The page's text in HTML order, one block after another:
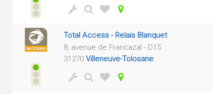
Total Access - Relais Blanquet
8, avenue de Francazal - D15
31270 Villeneuve-Tolosane